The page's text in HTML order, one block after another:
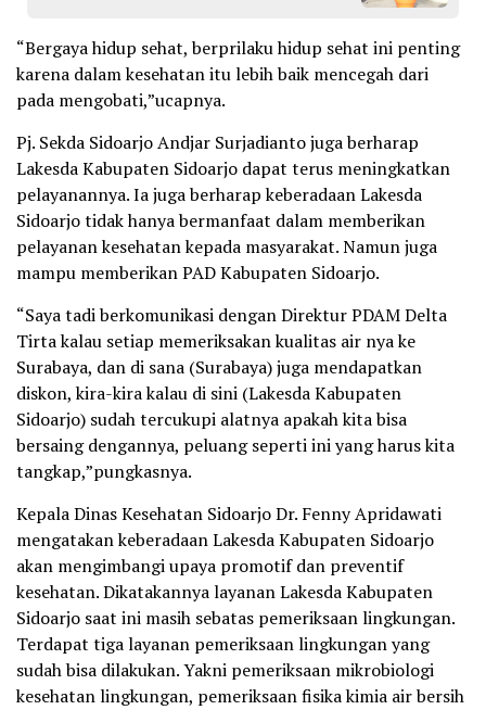
“Bergaya hidup sehat, berprilaku hidup sehat ini penting
karena dalam kesehatan itu lebih baik mencegah dari
pada mengobati,”ucapnya.
Pj. Sekda Sidoarjo Andjar Surjadianto juga berharap
Lakesda Kabupaten Sidoarjo dapat terus meningkatkan
pelayanannya. Ia juga berharap keberadaan Lakesda
Sidoarjo tidak hanya bermanfaat dalam memberikan
pelayanan kesehatan kepada masyarakat. Namun juga
mampu memberikan PAD Kabupaten Sidoarjo.
“Saya tadi berkomunikasi dengan Direktur PDAM Delta
Tirta kalau setiap memeriksakan kualitas air nya ke
Surabaya, dan di sana (Surabaya) juga mendapatkan
diskon, kira-kira kalau di sini (Lakesda Kabupaten
Sidoarjo) sudah tercukupi alatnya apakah kita bisa
bersaing dengannya, peluang seperti ini yang harus kita
tangkap,”pungkasnya.
Kepala Dinas Kesehatan Sidoarjo Dr. Fenny Apridawati
mengatakan keberadaan Lakesda Kabupaten Sidoarjo
akan mengimbangi upaya promotif dan preventif
kesehatan. Dikatakannya layanan Lakesda Kabupaten
Sidoarjo saat ini masih sebatas pemeriksaan lingkungan.
Terdapat tiga layanan pemeriksaan lingkungan yang
sudah bisa dilakukan. Yakni pemeriksaan mikrobiologi
kesehatan lingkungan, pemeriksaan fisika kimia air bersih